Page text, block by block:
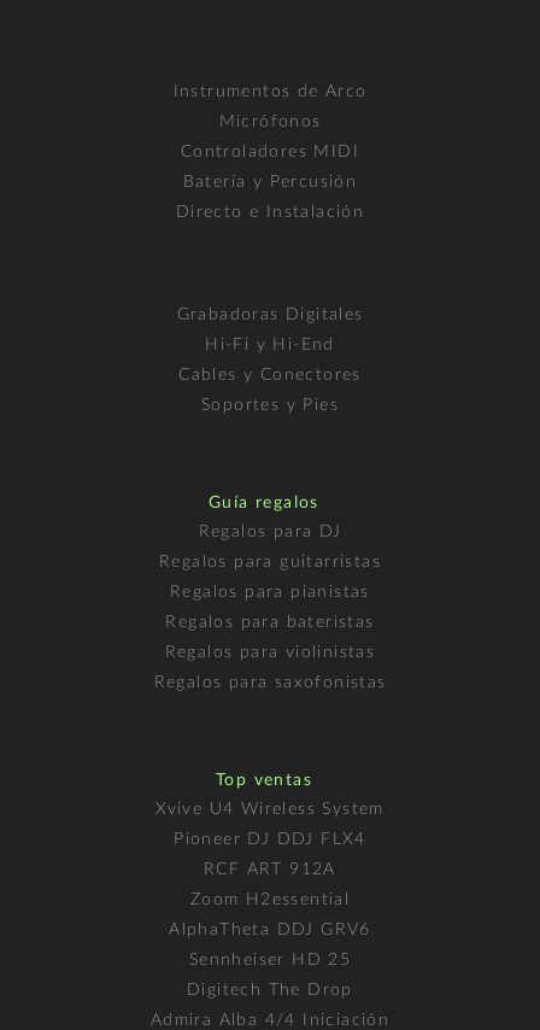
Instrumentos de Arco
Micrófonos
Controladores MIDI
Batería y Percusión
Directo e Instalación
Grabadoras Digitales
Hi-Fi y Hi-End
Cables y Conectores
Soportes y Pies
Guía regalos
Regalos para DJ
Regalos para guitarristas
Regalos para pianistas
Regalos para bateristas
Regalos para violinistas
Regalos para saxofonistas
Top ventas
Xvive U4 Wireless System
Pioneer DJ DDJ FLX4
RCF ART 912A
Zoom H2essential
AlphaTheta DDJ GRV6
Sennheiser HD 25
Digitech The Drop
Admira Alba 4/4 Iniciación